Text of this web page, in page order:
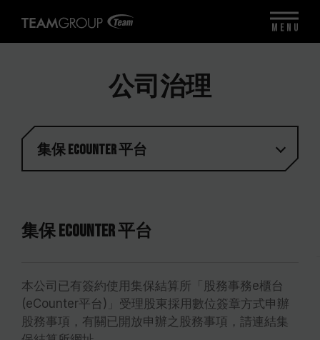
公司治理
集保 eCounter 平台
集保 eCounter 平台
本公司已有簽約使用集保結算所「股務事務e櫃台
(eCounter平台)」受理股東採用數位簽章方式申辦
股務事項，有關已開放申辦之股務事項，請連結集
MENU